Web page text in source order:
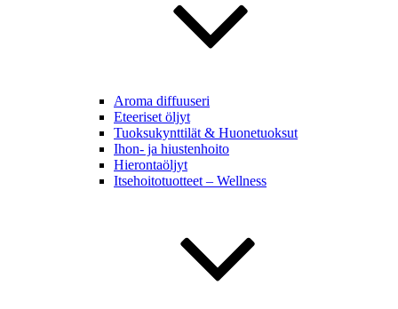
Aroma diffuuseri
Eteeriset öljyt
Tuoksukynttilät & Huonetuoksut
Ihon- ja hiustenhoito
Hierontaöljyt
Itsehoitotuotteet – Wellness